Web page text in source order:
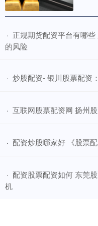
· 正规期货配资平台有哪
的风险
· 炒股配资- 银川股票配资
· 互联网股票配资网 扬州
· 配资炒股哪家好 《股票
· 配资股票配资如何 东莞
机